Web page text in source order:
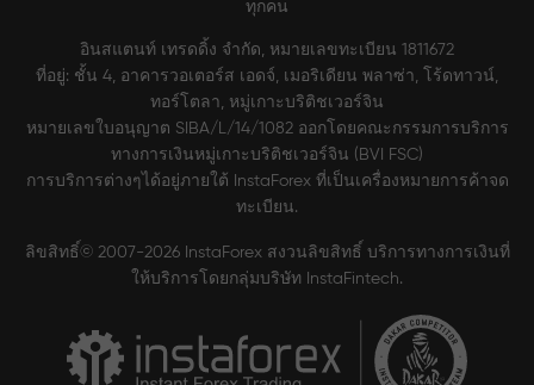
ทุกคน
อินสแตนท์ เทรดดิ้ง จำกัด, หมายเลขทะเบียน 1811672
ที่อยู่: ชั้น 4, อาคารวอเตอร์ส เอดจ์, เมอริเดียน พลาซ่า, โร้ดทาวน์,
ทอร์โตลา, หมู่เกาะบริติชเวอร์จิน
หมายเลขใบอนุญาต SIBA/L/14/1082 ออกโดยคณะกรรมการบริการ
ทางการเงินหมู่เกาะบริติชเวอร์จิน (BVI FSC)
การบริการต่างๆได้อยู่ภายใต้ InstaForex ที่เป็นเครื่องหมายการค้าจด
ทะเบียน.
ลิขสิทธิ์© 2007-2026 InstaForex สงวนลิขสิทธิ์ บริการทางการเงินที่
ให้บริการโดยกลุ่มบริษัท InstaFintech.